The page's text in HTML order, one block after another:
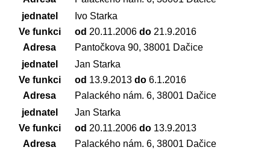
jednatel
Ivo Starka
Ve funkci
od 20.11.2006 do21.9.2016
Adresa
Pantočkova 90, 38001 Dačice
jednatel
Jan Starka
Ve funkci
od 13.9.2013 do6.1.2016
Adresa
Palackého nám. 6, 38001 Dačice
jednatel
Jan Starka
Ve funkci
od 20.11.2006 do13.9.2013
Adresa
Palackého nám. 6, 38001 Dačice